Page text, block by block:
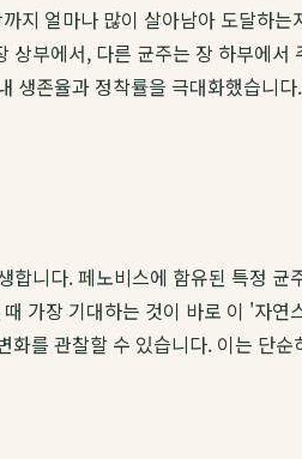
지 얼마나 많이 살아남아 도달하는
부에서, 다른 균주는 장 하부에
존율과 정착률을 극대화했습니
니다. 페노비스에 함유된 특정
때 가장 기대하는 것이 바로 이 '자
를 관찰할 수 있습니다. 이는 단